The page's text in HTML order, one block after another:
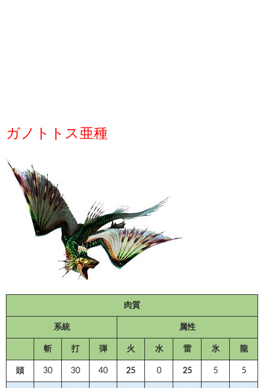
ガノトトス亜種
肉質
系統 属性
斬 打 弾 火 水 雷 氷 龍
頭 30 30 40 25 0 25 5 5